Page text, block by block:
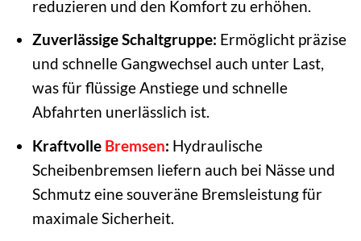
reduzieren und den Komfort zu erhöhen.
Zuverlässige Schaltgruppe: Ermöglicht präzise
und schnelle Gangwechsel auch unter Last,
was für flüssige Anstiege und schnelle
Abfahrten unerlässlich ist.
Kraftvolle Bremsen: Hydraulische
Scheibenbremsen liefern auch bei Nässe und
Schmutz eine souveräne Bremsleistung für
maximale Sicherheit.